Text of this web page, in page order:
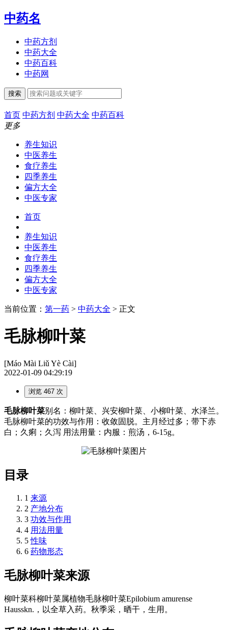
中药名
中药方剂
中药大全
中药百科
中药网
搜索
首页 中药方剂 中药大全 中药百科
更多
养生知识
中医养生
食疗养生
四季养生
偏方大全
中医专家
首页
养生知识
中医养生
食疗养生
四季养生
偏方大全
中医专家
当前位置： 第一药 > 中药大全 > 正文
毛脉柳叶菜
[Máo Mài Liǔ Yè Cài]
2022-01-09 04:29:19
浏览 467 次
毛脉柳叶菜别名：柳叶菜、兴安柳叶菜、小柳叶菜、水泽兰。
毛脉柳叶菜的功效与作用：收敛固脱。主月经过多；带下赤
白；久痢；久泻 用法用量：内服：煎汤，6-15g。
目录
1 来源
2 产地分布
3 功效与作用
4 用法用量
5 性味
6 药物形态
毛脉柳叶菜来源
柳叶菜科柳叶菜属植物毛脉柳叶菜Epilobium amurense
Hausskn.，以全草入药。秋季采，晒干，生用。